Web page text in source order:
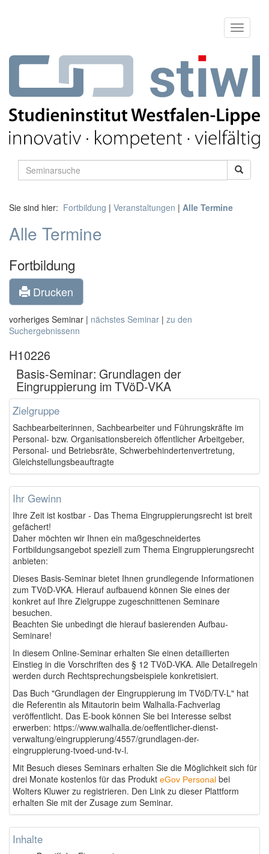
Sie sind hier: Fortbildung | Veranstaltungen | Alle Termine
Alle Termine
Fortbildung
Drucken
vorheriges Seminar | nächstes Seminar | zu den
Suchergebnissenn
H10226
Basis-Seminar: Grundlagen der
Eingruppierung im TVöD-VKA
Zielgruppe
Sachbearbeiterinnen, Sachbearbeiter und Führungskräfte im
Personal- bzw. Organisationsbereich öffentlicher Arbeitgeber,
Personal- und Betriebsräte, Schwerbehindertenvertretung,
Gleichstellungsbeauftragte
Ihr Gewinn
Ihre Zeit ist kostbar - Das Thema Eingruppierungsrecht ist breit
gefächert!
Daher möchten wir Ihnen ein maßgeschneidertes
Fortbildungsangebot speziell zum Thema Eingruppierungsrecht
anbieten:
Dieses Basis-Seminar bietet Ihnen grundlegende Informationen
zum TVöD-VKA. Hierauf aufbauend können Sie eines der
konkret auf Ihre Zielgruppe zugeschnittenen Seminare
besuchen.
Beachten Sie unbedingt die hierauf basierenden Aufbau-
Seminare!
In diesem Online-Seminar erhalten Sie einen detaillierten
Einstieg in die Vorschriften des § 12 TVöD-VKA. Alle Detailregeln
werden durch Rechtsprechungsbeispiele konkretisiert.
Das Buch "Grundlagen der Eingruppierung im TVöD/TV-L" hat
die Referentin als Mitautorin beim Walhalla-Fachverlag
veröffentlicht. Das E-book können Sie bei Interesse selbst
erwerben: https://www.walhalla.de/oeffentlicher-dienst-
verwaltung/eingruppierung/4557/grundlagen-der-
eingruppierung-tvoed-und-tv-l.
Mit Besuch dieses Seminars erhalten Sie die Möglichkeit sich für
drei Monate kostenlos für das Produkt eGov Personal bei
Wolters Kluwer zu registrieren. Den Link zu dieser Plattform
erhalten Sie mit der Zusage zum Seminar.
Inhalte